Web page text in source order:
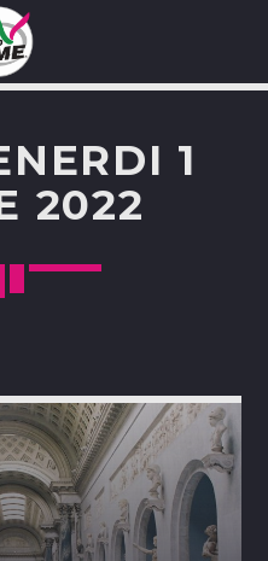
SITO WEB:
1
2022